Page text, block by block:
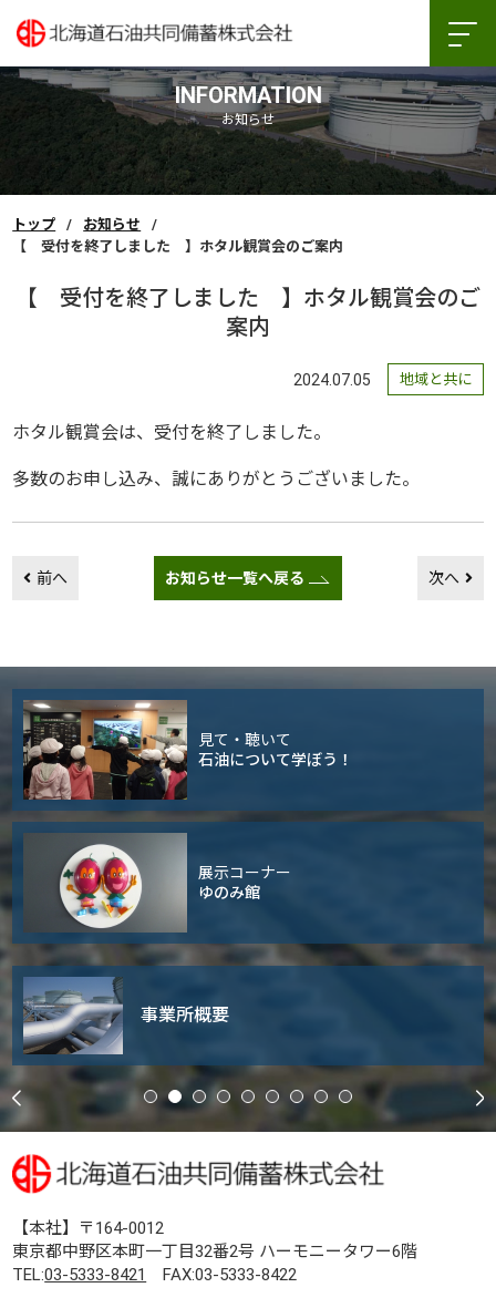
INFORMATION
お知らせ
トップ
お知らせ
【 受付を終了しました 】ホタル観賞会のご案内
【 受付を終了しました 】ホタル観賞会のご
案内
2024.07.05 地域と共に
ホタル観賞会は、受付を終了しました。
多数のお申し込み、誠にありがとうございました。
前へ お知らせ一覧へ戻る 次へ
見て・聴いて
石油について学ぼう！
展示コーナー
ゆのみ館
事業所概要
【本社】〒164-0012
東京都中野区本町一丁目32番2号 ハーモニータワー6階
TEL:03-5333-8421
FAX:03-5333-8422